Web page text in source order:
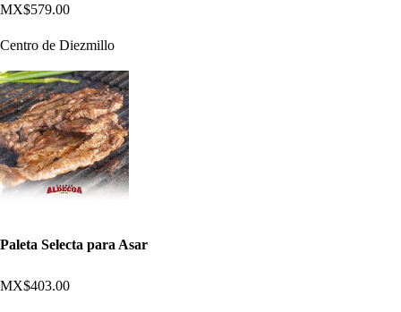
MX$579.00
Centro de Diezmillo
Paleta Selecta para Asar
MX$403.00